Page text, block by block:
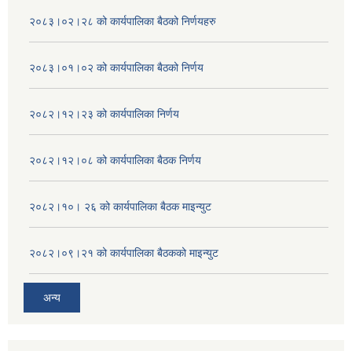
२०८३।०२।२८ को कार्यपालिका बैठको निर्णयहरु
२०८३।०१।०२ को कार्यपालिका बैठको निर्णय
२०८२।१२।२३ को कार्यपालिका निर्णय
२०८२।१२।०८ को कार्यपालिका बैठक निर्णय
२०८२।१०। २६ को कार्यपालिका बैठक माइन्युट
२०८२।०९।२१ को कार्यपालिका बैठकको माइन्युट
अन्य